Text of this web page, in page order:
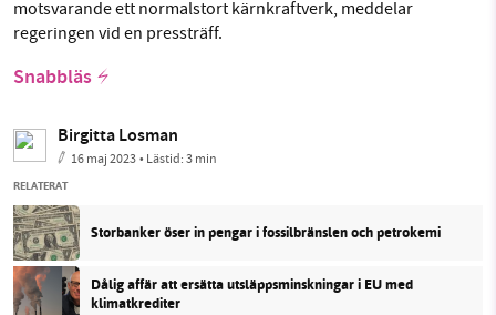
motsvarande ett normalstort kärnkraftverk, meddelar
regeringen vid en pressträff.
Snabbläs
Birgitta Losman
16 maj 2023• Lästid:3 min
RELATERAT
Storbanker öser in pengar i fossilbränslen och petrokemi
Dålig affär att ersätta utsläppsminskningar i EU med
klimatkrediter